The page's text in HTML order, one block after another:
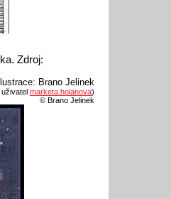
Zdroj:
Brano Jelinek
marketa.holanova)
© Brano Jelinek